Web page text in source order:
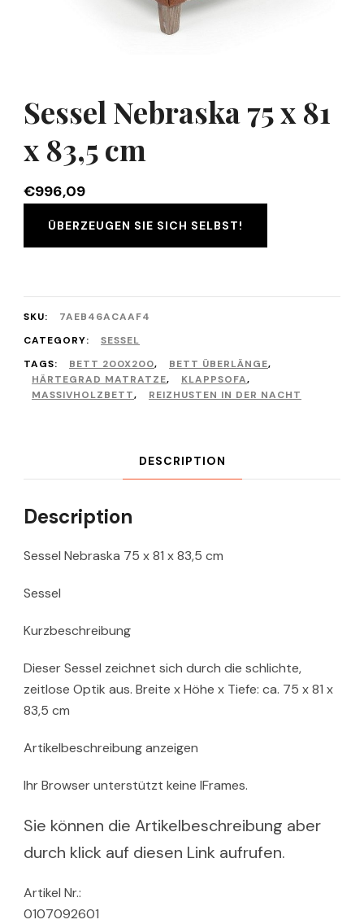
Sessel Nebraska 75 x 81
x 83,5 cm
€996,09
ÜBERZEUGEN SIE SICH SELBST!
SKU:
7AEB46ACAAF4
CATEGORY:
SESSEL
TAGS:
BETT 200X200, BETT ÜBERLÄNGE,
HÄRTEGRAD MATRATZE, KLAPPSOFA,
MASSIVHOLZBETT, REIZHUSTEN IN DER NACHT
DESCRIPTION
Description
Sessel Nebraska 75 x 81 x 83,5 cm
Sessel
Kurzbeschreibung
Dieser Sessel zeichnet sich durch die schlichte,
zeitlose Optik aus. Breite x Höhe x Tiefe: ca. 75 x 81 x
83,5 cm
Artikelbeschreibung anzeigen
Ihr Browser unterstützt keine IFrames.
Sie können die Artikelbeschreibung aber
durch klick auf diesen Link aufrufen.
Artikel Nr.:
0107092601